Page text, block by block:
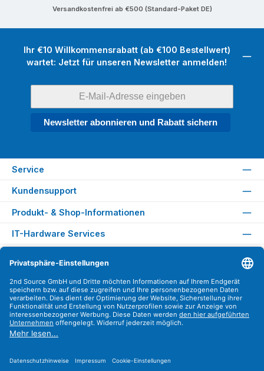
Versandkostenfrei ab €500 (Standard-Paket DE)
Ihr €10 Willkommensrabatt (ab €100 Bestellwert)
wartet: Jetzt für unseren Newsletter anmelden!
Newsletter abonnieren und Rabatt sichern
Service
Kundensupport
Produkt- & Shop-Informationen
IT-Hardware Services
Versandarten
Zahlungsarten
Sicher Einkaufen
Find us on